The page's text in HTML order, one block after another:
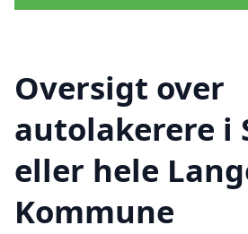
Oversigt over
autolakerere i
eller hele
Kommune